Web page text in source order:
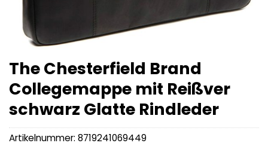
The Chesterfield Brand
Collegemappe mit Reißver
schwarz Glatte Rindleder
Artikelnummer: 8719241069449